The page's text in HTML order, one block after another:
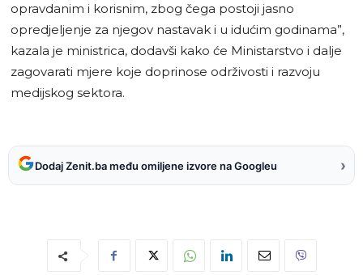
opravdanim i korisnim, zbog čega postoji jasno
opredjeljenje za njegov nastavak i u idućim godinama”,
kazala je ministrica, dodavši kako će Ministarstvo i dalje
zagovarati mjere koje doprinose održivosti i razvoju
medijskog sektora.
Dodaj Zenit.ba među omiljene izvore na Googleu ›